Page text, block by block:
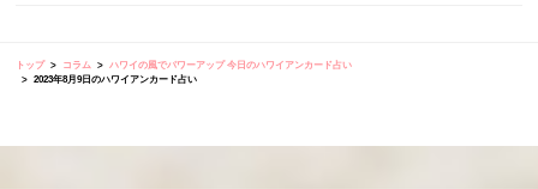
トップ コラム
ハワイの風でパワーアップ 今日のハワイアンカード占い
2023年8月9日のハワイアンカード占い